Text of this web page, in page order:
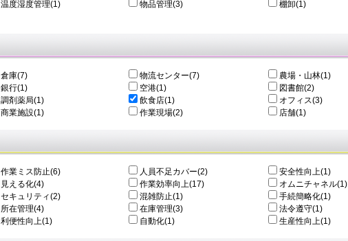
温度湿度管理(1) 物品管理(3)
棚卸(1)
倉庫(7) 物流センター(7)
農場・山林(1)
銀行(1) 空港(1)
図書館(2)
調剤薬局(1) 飲食店(1)
オフィス(3)
商業施設(1) 作業現場(2) 店舗(1)
作業ミス防止(6) 人員不足カバー(2)
安全性向上(1)
⾒える化(4) 作業効率向上(17)
オムニチャネル(1)
セキュリティ(2) 混雑防止(1)
手続簡略化(1)
所在管理(4) 在庫管理(3)
法令遵守(1)
利便性向上(1) 自動化(1) 生産性向上(1)